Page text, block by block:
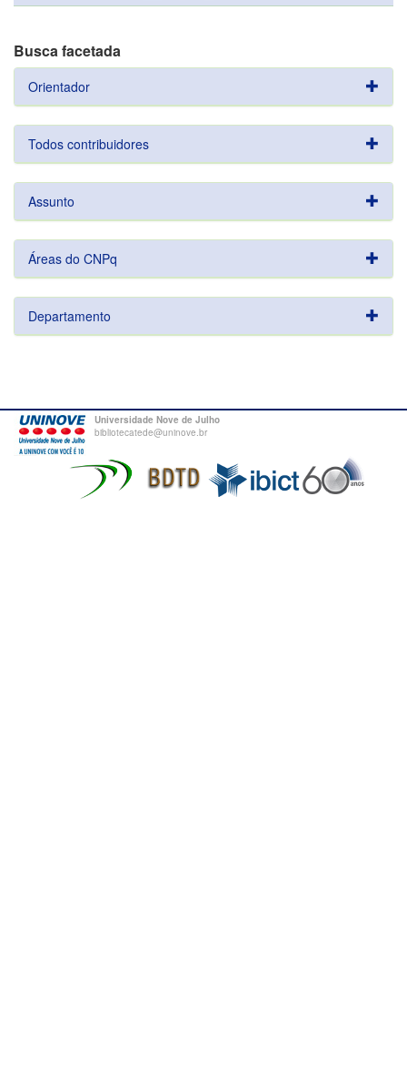
Busca facetada
Orientador
Todos contribuidores
Assunto
Áreas do CNPq
Departamento
Universidade Nove de Julho
bibliotecatede@uninove.br